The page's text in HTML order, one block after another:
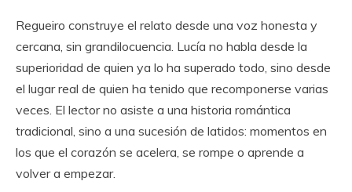
Regueiro construye el relato desde una voz honesta y
cercana, sin grandilocuencia. Lucía no habla desde la
superioridad de quien ya lo ha superado todo, sino desde
el lugar real de quien ha tenido que recomponerse varias
veces. El lector no asiste a una historia romántica
tradicional, sino a una sucesión de latidos: momentos en
los que el corazón se acelera, se rompe o aprende a
volver a empezar.